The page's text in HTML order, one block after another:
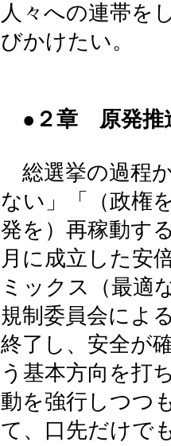
人々への連帯を
びかけたい。
●２章 原発推
総選挙の過程
ない」「（政権
発を）再稼動す
月に成立した安
ミックス（最適
規制委員会によ
終了し、安全が
う基本方向を打
動を強行しつつ
て、口先だけで